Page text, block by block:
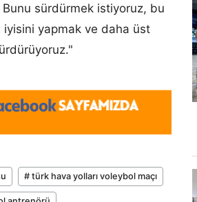
sürdürmek istiyoruz, bu
yapmak ve daha üst
# türk hava yolları voleybol maçı